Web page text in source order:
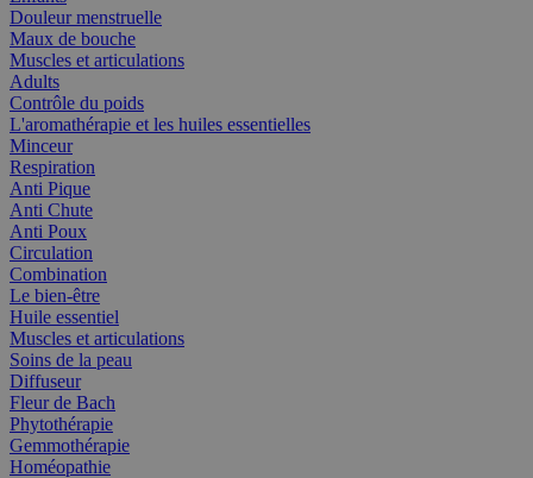
Douleur menstruelle
Maux de bouche
Muscles et articulations
Adults
Contrôle du poids
L'aromathérapie et les huiles essentielles
Minceur
Respiration
Anti Pique
Anti Chute
Anti Poux
Circulation
Combination
Le bien-être
Huile essentiel
Muscles et articulations
Soins de la peau
Diffuseur
Fleur de Bach
Phytothérapie
Gemmothérapie
Homéopathie